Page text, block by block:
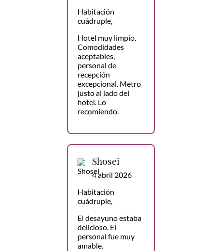
Habitación
cuádruple,
Hotel muy limpio.
Comodidades
aceptables,
personal de
recepción
excepcional. Metro
justo al lado del
hotel. Lo
recomiendo.
Shosei
4 abril 2026
Habitación
cuádruple,
El desayuno estaba
delicioso. El
personal fue muy
amable.